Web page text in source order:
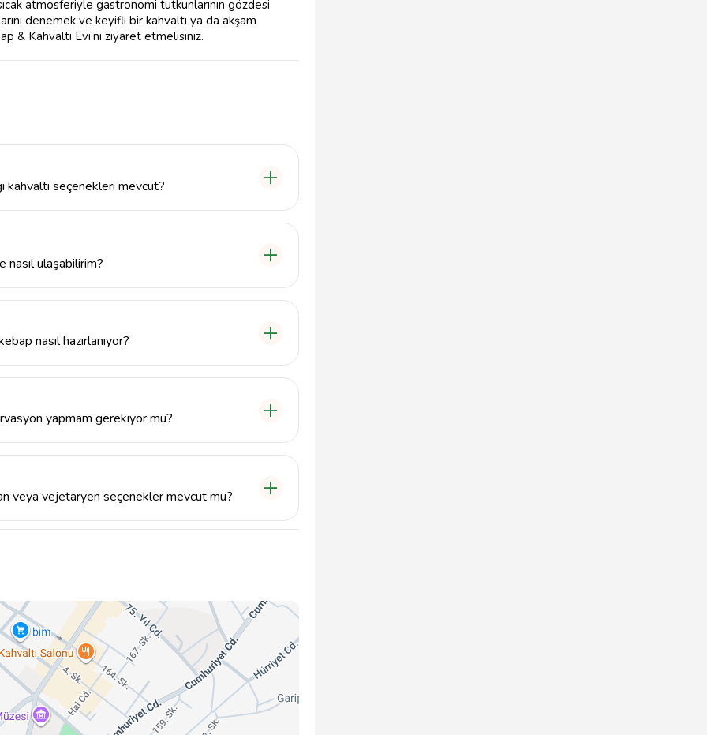
atmosferiyle gastronomi tutkunlarının gözdesi
denemek ve keyifli bir kahvaltı ya da akşam
& Kahvaltı Evi’ni ziyaret etmelisiniz.
kahvaltı seçenekleri mevcut?
nasıl ulaşabilirim?
nasıl hazırlanıyor?
yapmam gerekiyor mu?
veya vejetaryen seçenekler mevcut mu?
ve vejetaryen misafirler için çeşitli salata ve